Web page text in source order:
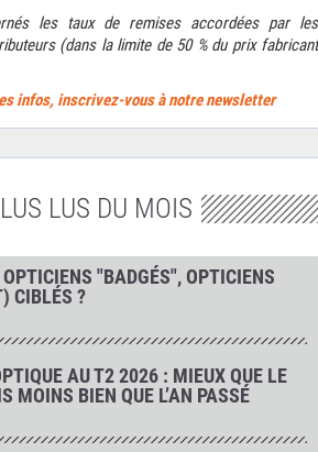
les taux de remises accordées par les
(dans la limite de 50 % du prix fabricant
infos, inscrivez-vous à notre newsletter
LUS DU MOIS
"BADGÉS", OPTICIENS
CIBLÉS ?
AU T2 2026 : MIEUX QUE LE
MOINS BIEN QUE L’AN PASSÉ